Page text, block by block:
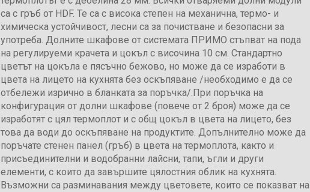
са с гръб от HDF. Те са с висока степен на механична, термо- и
химическа устойчивост, лесни са за почистване и безопасни за
употреба. Долните шкафове от системата ПРИМО стъпват на пода
на регулируеми крачета и цокъл с височина 10 см. Стандартно
цветът на цокъла е пясъчно бежово, но може да се изработи в
цвета на лицето на кухнята без оскъпяване /необходимо е да се
отбележи изрично в бланката за поръчка/.При поръчка на
конфигурация от долни шкафове (повече от 2 броя) може да се
изработят с цял термоплот и с общ цокъл в цвета на лицето, без
това да води до оскъпяване на продуктите. Допълнително може да
поръчате стенен панел (гръб) в цвета на термоплота, както и
присъединителни и водобранни лайсни, тапи, ъгли и други
елементи, с които да завършите цялостния облик на кухнята.
Възможни са разминавания между цветовете, които се показват на